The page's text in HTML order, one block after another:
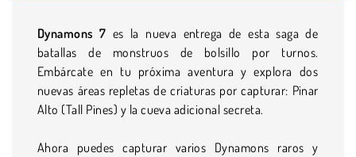
Dynamons 7 es la nueva entrega de esta saga de
batallas de monstruos de bolsillo por turnos.
Embárcate en tu próxima aventura y explora dos
nuevas áreas repletas de criaturas por capturar: Pinar
Alto (Tall Pines) y la cueva adicional secreta.
Ahora puedes capturar varios Dynamons raros y